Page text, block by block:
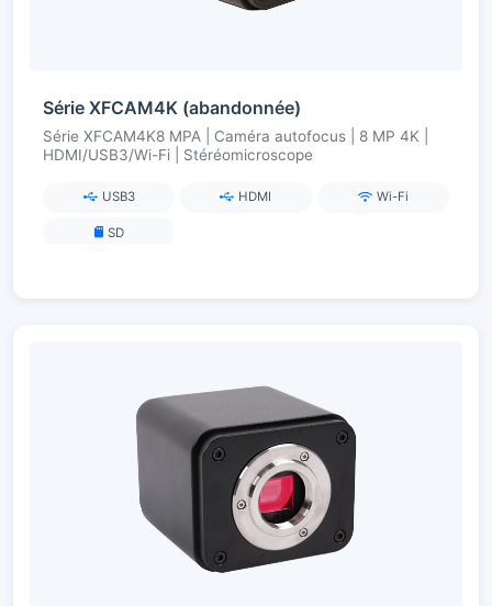
Série XFCAM4K (abandonnée)
Série XFCAM4K8 MPA | Caméra autofocus | 8 MP 4K |
HDMI/USB3/Wi-Fi | Stéréomicroscope
USB3 HDMI Wi-Fi
SD